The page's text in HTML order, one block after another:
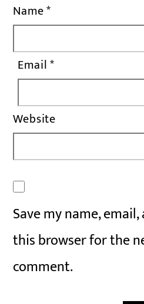
Name*
Email*
Website
Save my name,
this browser for the
comment.